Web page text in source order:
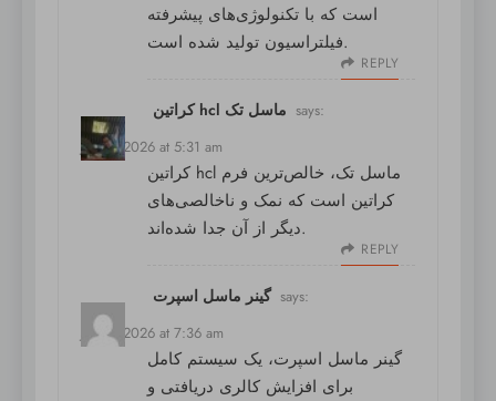
است که با تکنولوژی‌های پیشرفته
فیلتراسیون تولید شده است.
REPLY
کراتین hcl ماسل تک says:
July 5, 2026 at 5:31 am
کراتین hcl ماسل تک، خالص‌ترین فرم
کراتین است که نمک و ناخالصی‌های
دیگر از آن جدا شده‌اند.
REPLY
گینر ماسل اسپرت says:
July 5, 2026 at 7:36 am
گینر ماسل اسپرت، یک سیستم کامل
برای افزایش کالری دریافتی و